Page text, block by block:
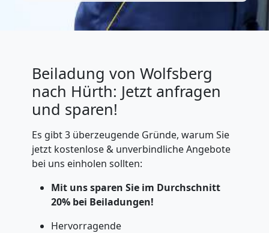
Beiladung von Wolfsberg
nach Hürth: Jetzt anfragen
und sparen!
Es gibt 3 überzeugende Gründe, warum Sie
jetzt kostenlose & unverbindliche Angebote
bei uns einholen sollten:
Mit uns sparen Sie im Durchschnitt
20% bei Beiladungen!
Hervorragende